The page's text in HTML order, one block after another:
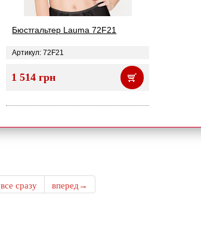
Бюстгальтер Lauma 72F21
Артикул: 72F21
1 514 грн
все сразу вперед→